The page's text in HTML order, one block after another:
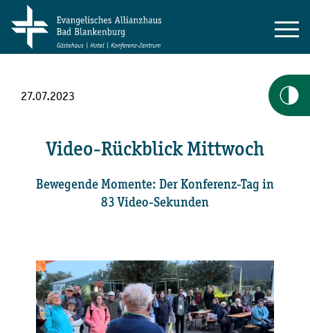
27.07.2023
Video-Rückblick Mittwoch
Bewegende Momente: Der Konferenz-Tag in
83 Video-Sekunden